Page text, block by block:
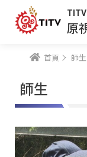
TITV
原
首頁 師生
師生